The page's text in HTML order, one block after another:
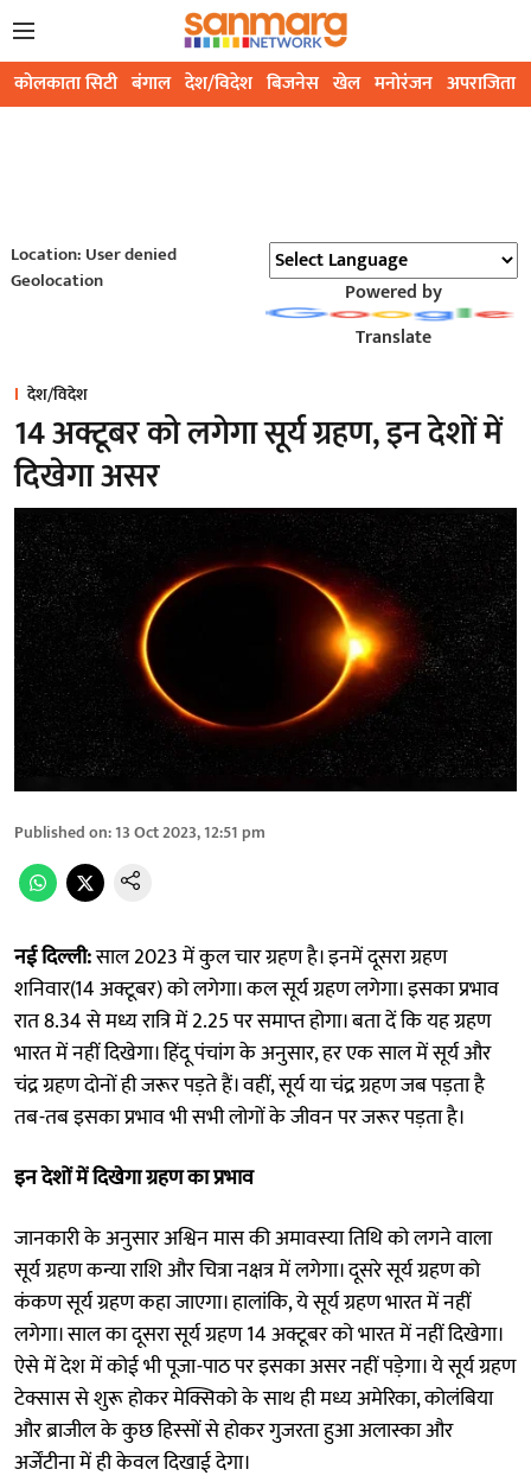
कोलकाता सिटी बंगाल देश/विदेश बिजनेस खेल मनोरंजन अपराजिता
Location: User denied
Geolocation
Powered by
Translate
देश/विदेश
14 अक्टूबर को लगेगा सूर्य ग्रहण, इन देशों में
दिखेगा असर
Published on:13 Oct 2023, 12:51 pm
नई दिल्ली:साल 2023 में कुल चार ग्रहण है। इनमें दूसरा ग्रहण
शनिवार(14 अक्टूबर) को लगेगा। कल सूर्य ग्रहण लगेगा। इसका प्रभाव
रात 8.34 से मध्य रात्रि में 2.25 पर समाप्त होगा। बता दें कि यह ग्रहण
भारत में नहीं दिखेगा। हिंदू पंचांग के अनुसार, हर एक साल में सूर्य और
चंद्र ग्रहण दोनों ही जरूर पड़ते हैं। वहीं, सूर्य या चंद्र ग्रहण जब पड़ता है
तब-तब इसका प्रभाव भी सभी लोगों के जीवन पर जरूर पड़ता है।
इन देशों में दिखेगा ग्रहण का प्रभाव
जानकारी के अनुसार अश्विन मास की अमावस्या तिथि को लगने वाला
सूर्य ग्रहण कन्या राशि और चित्रा नक्षत्र में लगेगा। दूसरे सूर्य ग्रहण को
कंकण सूर्य ग्रहण कहा जाएगा। हालांकि, ये सूर्य ग्रहण भारत में नहीं
लगेगा। साल का दूसरा सूर्य ग्रहण 14 अक्टूबर को भारत में नहीं दिखेगा।
ऐसे में देश में कोई भी पूजा-पाठ पर इसका असर नहीं पड़ेगा। ये सूर्य ग्रहण
टेक्सास से शुरू होकर मेक्सिको के साथ ही मध्य अमेरिका, कोलंबिया
और ब्राजील के कुछ हिस्सों से होकर गुजरता हुआ अलास्का और
अर्जेंटीना में ही केवल दिखाई देगा।